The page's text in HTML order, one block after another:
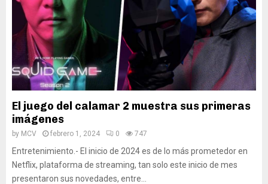
El juego del calamar 2 muestra sus primeras
imágenes
by MCV febrero 1, 2024 0 747
Entretenimiento.- El inicio de 2024 es de lo más prometedor en
Netflix, plataforma de streaming, tan solo este inicio de mes
presentaron sus novedades, entre...